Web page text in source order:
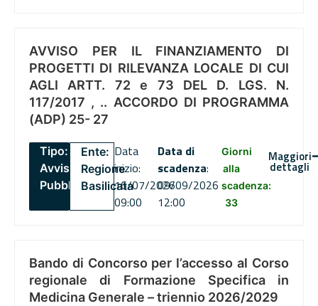
AVVISO PER IL FINANZIAMENTO DI
PROGETTI DI RILEVANZA LOCALE DI CUI
AGLI ARTT. 72 e 73 DEL D. LGS. N.
117/2017 , .. ACCORDO DI PROGRAMMA
(ADP) 25- 27
Tipo:
Avviso
Pubblico
Ente:
Regione
Basilicata
Data
inizio:
16/07/2026
09:00
Data di
scadenza:
09/09/2026
12:00
Giorni
alla
scadenza:
33
Maggiori
dettagli
Bando di Concorso per l’accesso al Corso
regionale di Formazione Specifica in
Medicina Generale – triennio 2026/2029